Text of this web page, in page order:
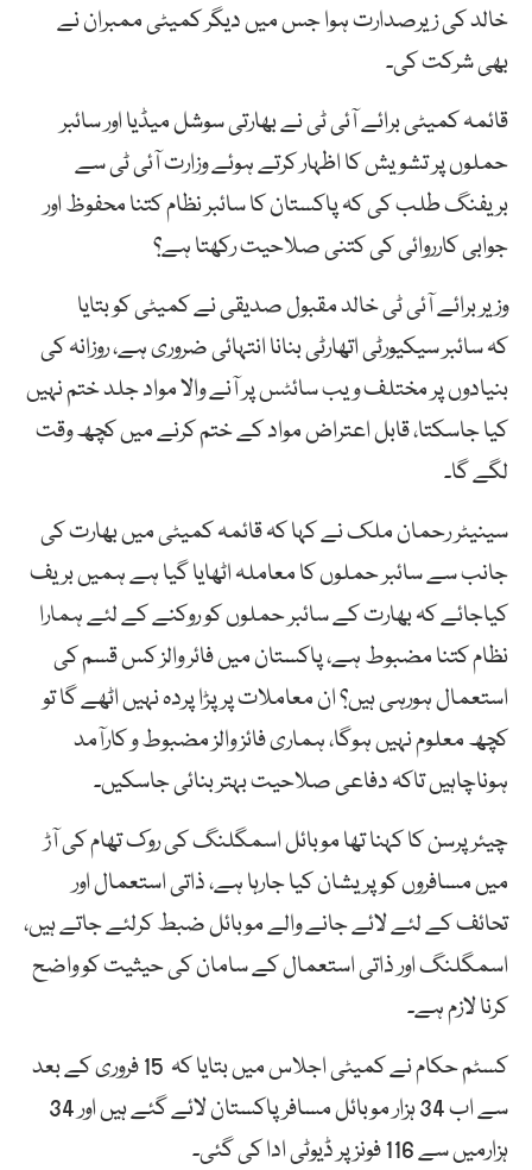
خالد کی زیرصدارت ہوا جس میں دیگر کمیٹی ممبران نے
بھی شرکت کی۔
قائمہ کمیٹی برائے آئی ٹی نے بھارتی سوشل میڈیا اور سائبر
حملوں پر تشویش کا اظہار کرتے ہوئے وزارت آئی ٹی سے
بریفنگ طلب کی کہ پاکستان کا سائبر نظام کتنا محفوظ اور
جوابی کارروائی کی کتنی صلاحیت رکھتا ہے؟
وزیر برائے آئی ٹی خالد مقبول صدیقی نے کمیٹی کو بتایا
کہ سائبر سیکیورٹی اتھارٹی بنانا انتہائی ضروری ہے، روزانہ کی
بنیادوں پر مختلف ویب سائٹس پر آنے والا مواد جلد ختم نہیں
کیا جاسکتا، قابل اعتراض مواد کے ختم کرنے میں کچھ وقت
لگے گا۔
سینیٹر رحمان ملک نے کہا کہ قائمہ کمیٹی میں بھارت کی
جانب سے سائبر حملوں کا معاملہ اٹھایا گیا ہے ہمیں بریف
کیاجائے کہ بھارت کے سائبر حملوں کو روکنے کے لئے ہمارا
نظام کتنا مضبوط ہے، پاکستان میں فائر والز کس قسم کی
استعمال ہورہی ہیں؟ ان معاملات پر پڑا پردہ نہیں اٹھے گا تو
کچھ معلوم نہیں ہوگا، ہماری فائز والز مضبوط و کارآمد
ہوناچاہیں تاکہ دفاعی صلاحیت بہتر بنائی جاسکیں۔
چیئرپرسن کا کہنا تھا موبائل اسمگلنگ کی روک تھام کی آڑ
میں مسافروں کو پریشان کیا جارہا ہے، ذاتی استعمال اور
تحائف کے لئے لائے جانے والے موبائل ضبط کرلئے جاتے ہیں،
اسمگلنگ اور ذاتی استعمال کے سامان کی حیثیت کو واضح
کرنا لازم ہے۔
کسٹم حکام نے کمیٹی اجلاس میں بتایا کہ 15 فروری کے بعد
سے اب 34 ہزار موبائل مسافر پاکستان لائے گئے ہیں اور 34
ہزارمیں سے 116 فونز پر ڈیوٹی ادا کی گئی۔